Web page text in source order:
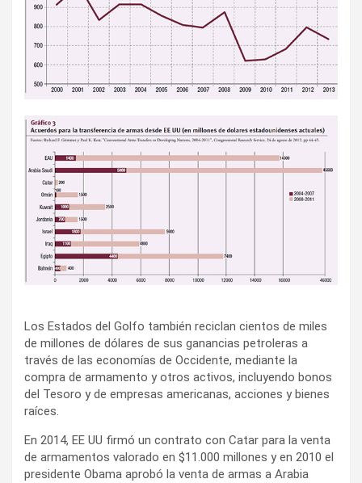
Los Estados del Golfo también reciclan cientos de miles
de millones de dólares de sus ganancias petroleras a
través de las economías de Occidente, mediante la
compra de armamento y otros activos, incluyendo bonos
del Tesoro y de empresas americanas, acciones y bienes
raíces.
En 2014, EE UU firmó un contrato con Catar para la venta
de armamentos valorado en $11.000 millones y en 2010 el
presidente Obama aprobó la venta de armas a Arabia